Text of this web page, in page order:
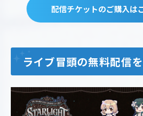
配信チケットのご購入は
ライブ冒頭の無料配信